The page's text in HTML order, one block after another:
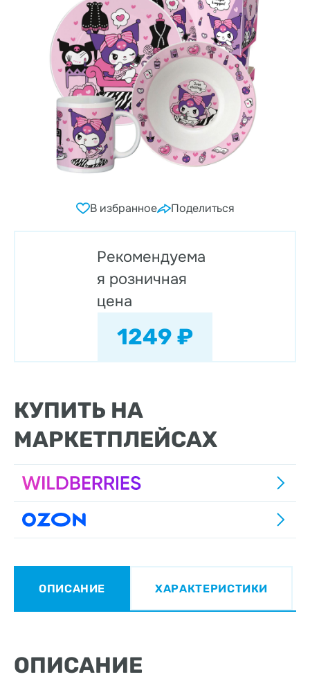
В избранное Поделиться
Рекомендуема
я розничная
цена
1249 ₽
КУПИТЬ НА
МАРКЕТПЛЕЙСАХ
ОПИСАНИЕ ХАРАКТЕРИСТИКИ
ОПИСАНИЕ